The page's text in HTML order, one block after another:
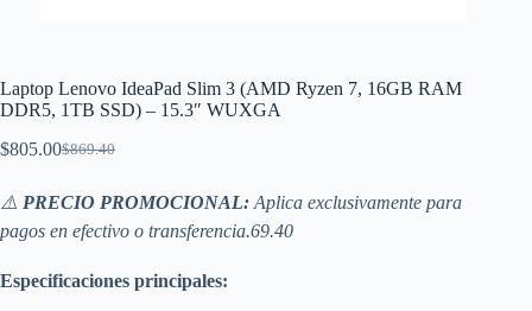
Laptop Lenovo IdeaPad Slim 3 (AMD Ryzen 7, 16GB RAM
DDR5, 1TB SSD) – 15.3″ WUXGA
$869.40
El
original
$869.40.
$805.00El
actual
$805.00.
⚠️ PRECIO PROMOCIONAL: Aplica exclusivamente para
pagos en efectivo o transferencia.69.40
Especificaciones principales: